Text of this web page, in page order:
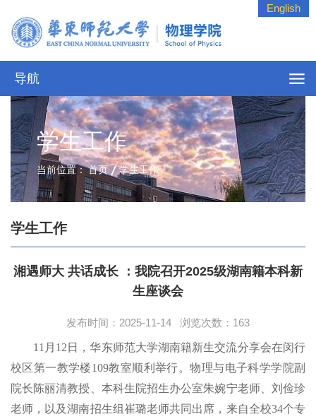
English
导航
学生工作
当前位置：首页 学生工作
学生工作
湘遇师大 共话成长 ：我院召开2025级湖南籍本科新
生座谈会
发布时间：2025-11-14 浏览次数： 163
11月12日，华东师范大学湖南籍新生交流分享会在闵行
校区第一教学楼109教室顺利举行。物理与电子科学学院副
院长陈丽清教授、本科生院招生办公室朱婉宁老师、刘俭珍
老师，以及湖南招生组崔璐老师共同出席，来自全校34个专